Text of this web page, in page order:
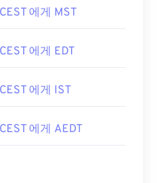
CEST 에게 MST
CEST 에게 EDT
CEST 에게 IST
CEST 에게 AEDT